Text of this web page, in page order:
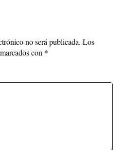
no será publicada. Los
con *